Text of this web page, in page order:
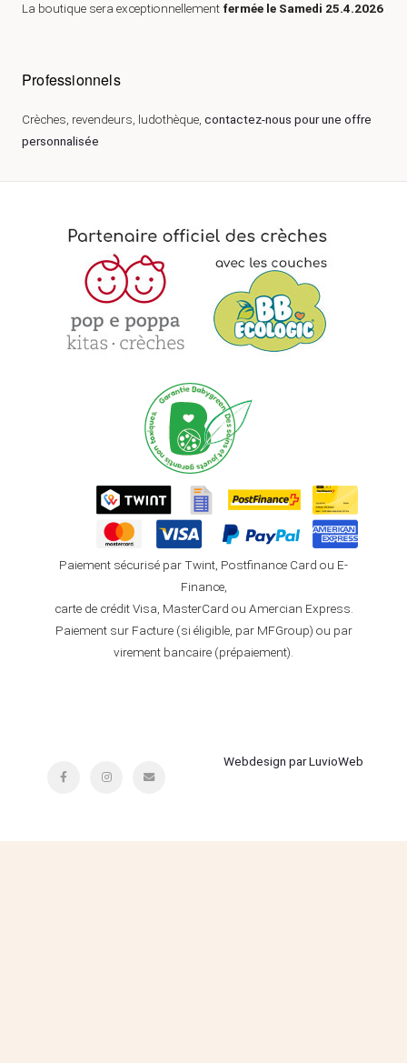
La boutique sera exceptionnellement fermée le Samedi 25.4.2026
Professionnels
Crèches, revendeurs, ludothèque, contactez-nous pour une offre
personnalisée
Paiement sécurisé par Twint, Postfinance Card ou E-
Finance,
carte de crédit Visa, MasterCard ou Amercian Express.
Paiement sur Facture (si éligible, par MFGroup) ou par
virement bancaire (prépaiement).
Webdesign par LuvioWeb